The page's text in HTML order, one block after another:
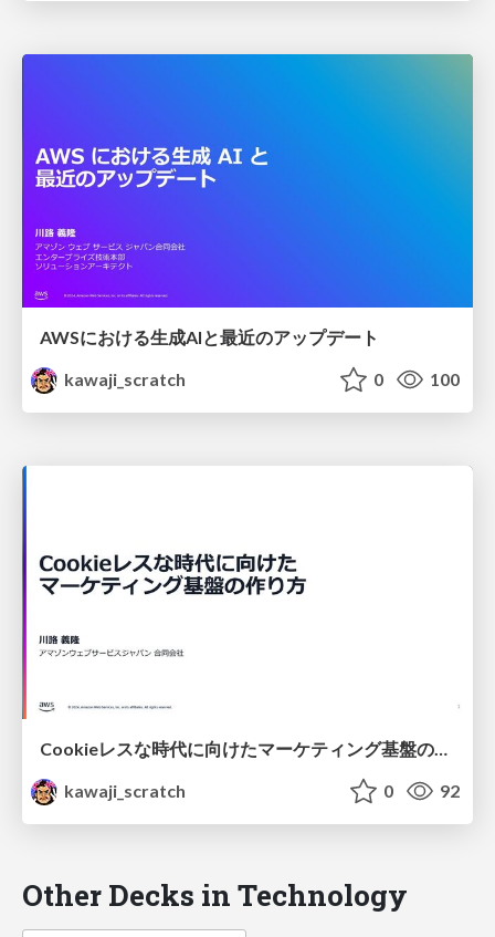
AWSにおける生成AIと最近のアップデート
kawaji_scratch
0 100
Cookieレスな時代に向けたマーケティング基盤の作り方
kawaji_scratch
0 92
Other Decks in Technology